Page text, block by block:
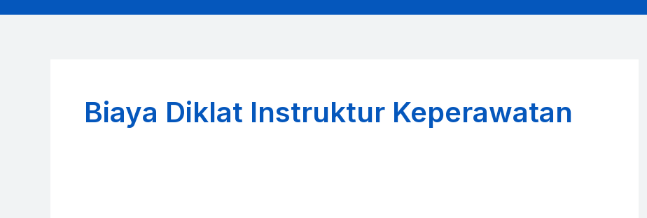
Biaya Diklat Instruktur Keperawatan